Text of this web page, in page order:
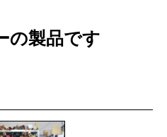
の製品です